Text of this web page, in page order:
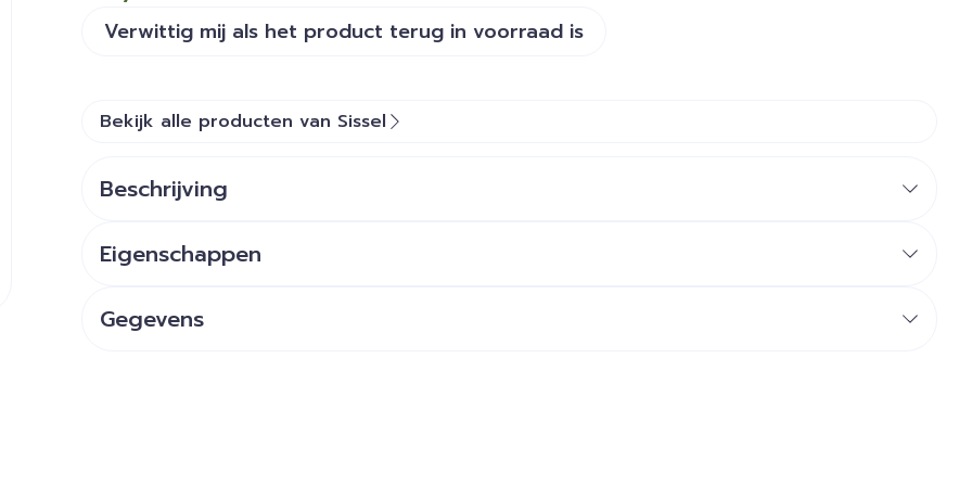
Verwittig mij als het product terug in voorraad is
Bekijk alle producten van Sissel
Beschrijving
Eigenschappen
blauw,
groen,
Gegevens